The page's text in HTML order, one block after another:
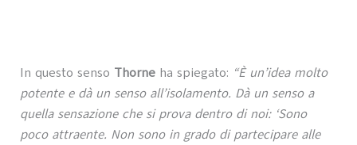
In questo senso Thorneha spiegato: “È un’idea molto
potente e dà un senso all’isolamento. Dà un senso a
quella sensazione che si prova dentro di noi: ‘Sono
poco attraente. Non sono in grado di partecipare alle